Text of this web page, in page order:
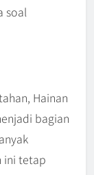
soal
Hainan
bagian
ini tetap